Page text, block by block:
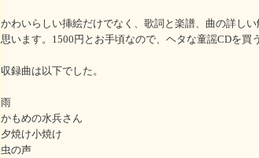
かわいらしい挿絵だけでなく、歌詞と楽譜、曲の詳し
思います。1500円とお手頃なので、ヘタな童謡CDを買
収録曲は以下でした。
雨
かもめの水兵さん
夕焼け小焼け
虫の声